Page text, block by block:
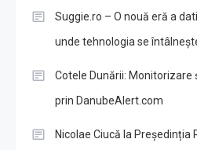
Suggie.ro – O nouă eră a
unde tehnologia se
Cotele Dunării: Monitorizare
prin DanubeAlert.com
Nicolae Ciucă la Președinția